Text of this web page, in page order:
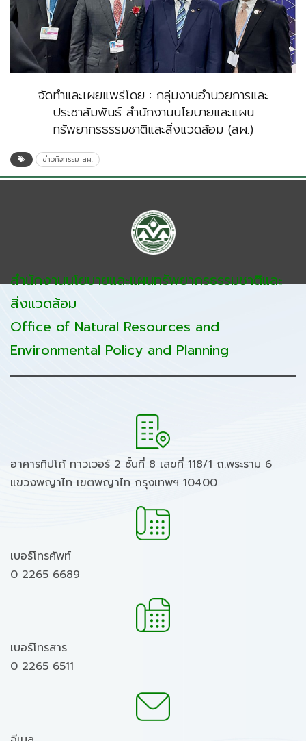
จัดทำและเผยแพร่โดย : กลุ่มงานอำนวยการและ
ประชาสัมพันธ์ สำนักงานนโยบายและแผน
ทรัพยากรธรรมชาติและสิ่งแวดล้อม (สผ.)
ข่าวกิจกรรม สผ.
สำนักงานนโยบายและแผนทรัพยากรธรรมชาติและ
สิ่งแวดล้อม
Office of Natural Resources and
Environmental Policy and Planning
อาคารทิปโก้ ทาวเวอร์ 2 ชั้นที่ 8 เลขที่ 118/1 ถ.พระราม 6
แขวงพญาไท เขตพญาไท กรุงเทพฯ 10400
เบอร์โทรศัพท์
0 2265 6689
เบอร์โทรสาร
0 2265 6511